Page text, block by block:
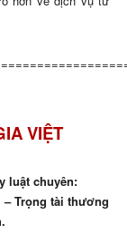
VIỆT
luật chuyên:
Trọng tài thương